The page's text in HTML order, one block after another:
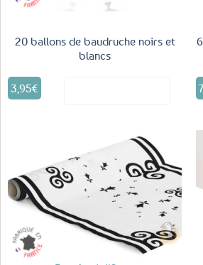
20 ballons de baudruche noirs et
blancs
3,95€
aux
favoris